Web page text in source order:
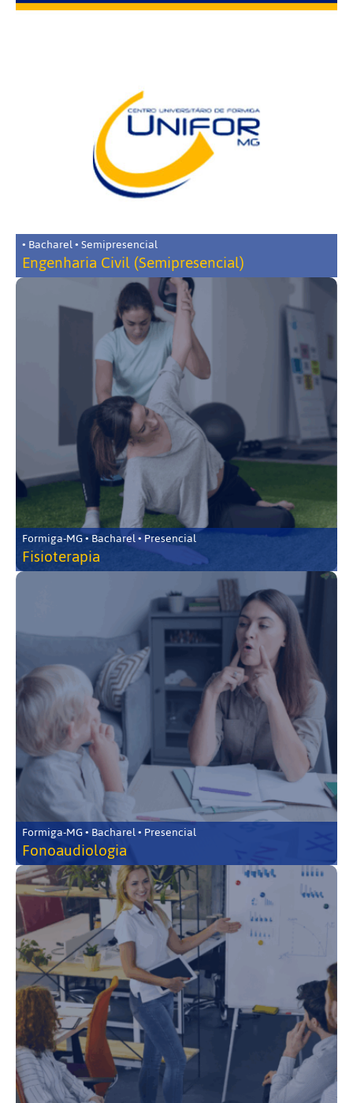
• Bacharel • Semipresencial
Engenharia Civil (Semipresencial)
Formiga-MG • Bacharel • Presencial
Fisioterapia
Formiga-MG • Bacharel • Presencial
Fonoaudiologia